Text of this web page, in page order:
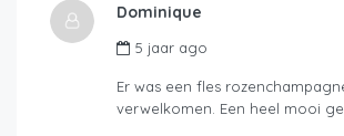
Dominique
5 jaar ago
Er was een fles
verwelkomen. Een heel mooi